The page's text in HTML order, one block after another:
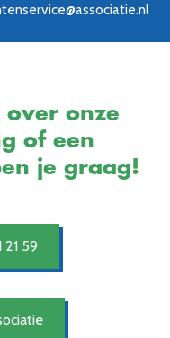
onze
of een
je graag!
21 59